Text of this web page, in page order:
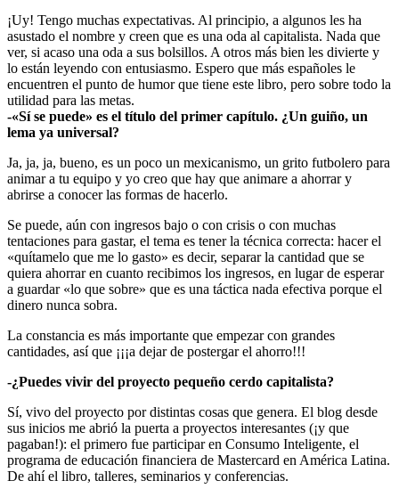
¡Uy! Tengo muchas expectativas. Al principio, a algunos les ha
asustado el nombre y creen que es una oda al capitalista. Nada que
ver, si acaso una oda a sus bolsillos. A otros más bien les divierte y
lo están leyendo con entusiasmo. Espero que más españoles le
encuentren el punto de humor que tiene este libro, pero sobre todo la
utilidad para las metas.
-«Sí se puede» es el título del primer capítulo. ¿Un guiño, un
lema ya universal?
Ja, ja, ja, bueno, es un poco un mexicanismo, un grito futbolero para
animar a tu equipo y yo creo que hay que animare a ahorrar y
abrirse a conocer las formas de hacerlo.
Se puede, aún con ingresos bajo o con crisis o con muchas
tentaciones para gastar, el tema es tener la técnica correcta: hacer el
«quítamelo que me lo gasto» es decir, separar la cantidad que se
quiera ahorrar en cuanto recibimos los ingresos, en lugar de esperar
a guardar «lo que sobre» que es una táctica nada efectiva porque el
dinero nunca sobra.
La constancia es más importante que empezar con grandes
cantidades, así que ¡¡¡a dejar de postergar el ahorro!!!
-¿Puedes vivir del proyecto pequeño cerdo capitalista?
Sí, vivo del proyecto por distintas cosas que genera. El blog desde
sus inicios me abrió la puerta a proyectos interesantes (¡y que
pagaban!): el primero fue participar en Consumo Inteligente, el
programa de educación financiera de Mastercard en América Latina.
De ahí el libro, talleres, seminarios y conferencias.